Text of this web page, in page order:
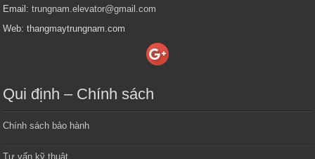
Email:trungnam.elevator@gmail.com
Web: thangmaytrungnam.com
Qui định – Chính sách
Chính sách bảo hành
Tư vấn kỹ thuật